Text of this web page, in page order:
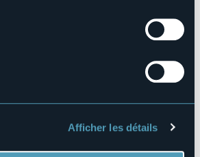
Afficher les détails
Arvenolo